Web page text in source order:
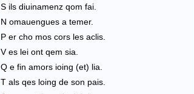
S ils diuinamenz qom fai.
N omauengues a temer.
P er cho mos cors les aclis.
V es lei ont qem sia.
Q e fin amors ioing (et) lia.
T als qes loing de son pais.